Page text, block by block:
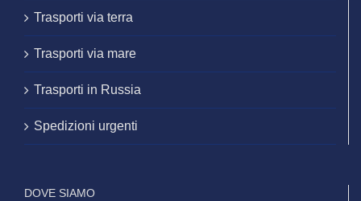
Trasporti via terra
Trasporti via mare
Trasporti in Russia
Spedizioni urgenti
DOVE SIAMO